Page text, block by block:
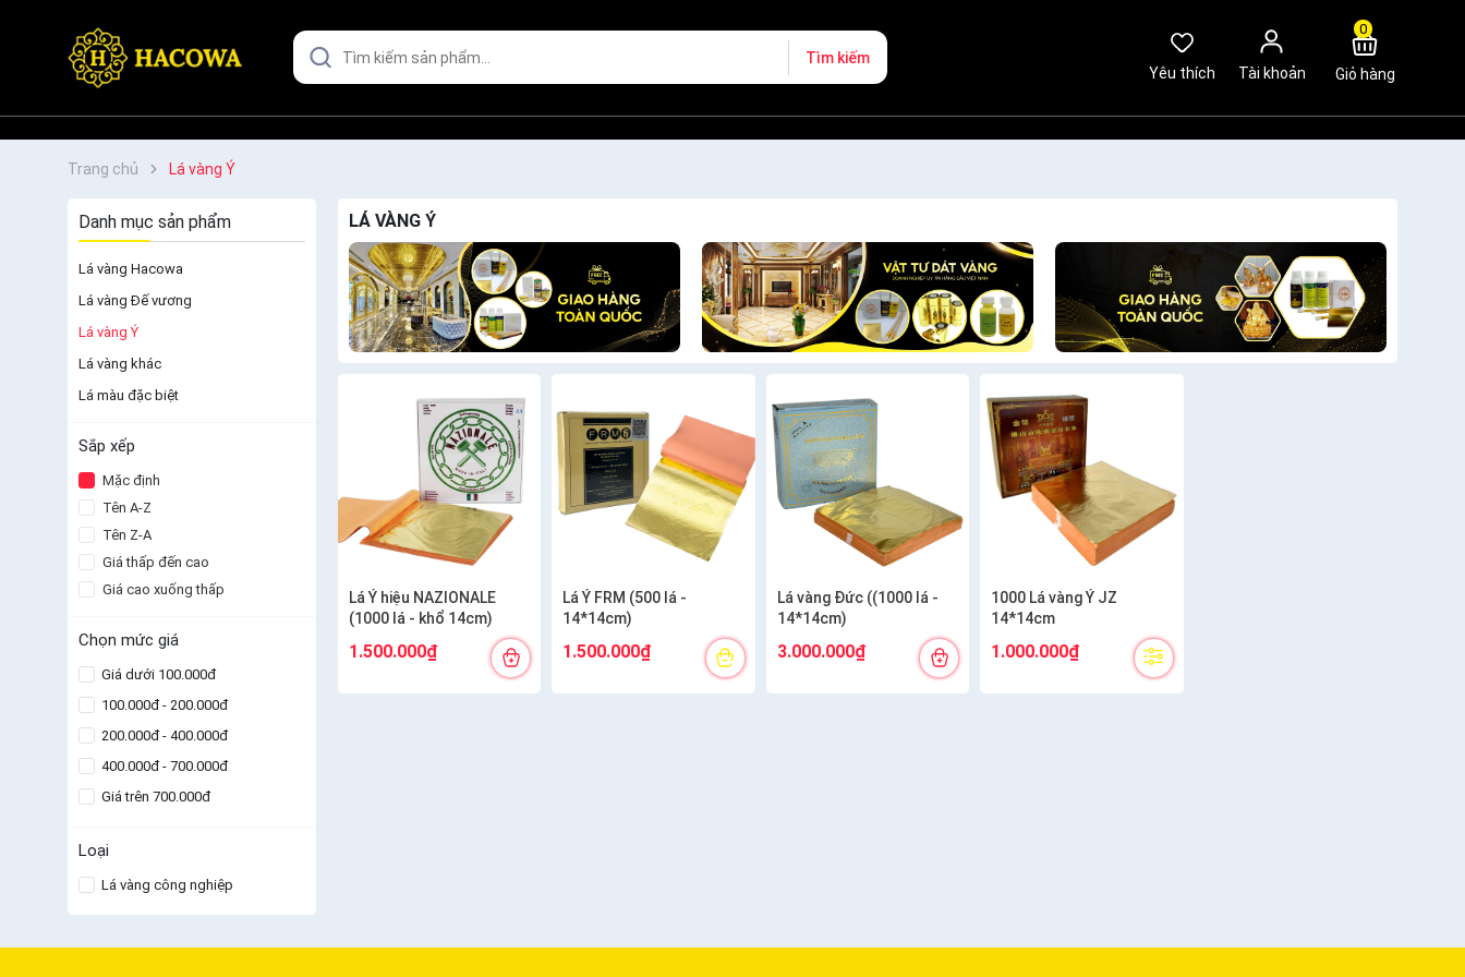
Tìm kiếm
Yêu thích
Tài khoản
0
Giỏ hàng
Trang chủ Lá vàng Ý
Danh mục sản phẩm
Lá vàng Hacowa
Lá vàng Đế vương
Lá vàng Ý
Lá vàng khác
Lá màu đặc biệt
Sắp xếp
Mặc định
Tên A-Z
Tên Z-A
Giá thấp đến cao
Giá cao xuống thấp
Chọn mức giá
Giá dưới 100.000đ
100.000đ - 200.000đ
200.000đ - 400.000đ
400.000đ - 700.000đ
Giá trên 700.000đ
Loại
Lá vàng công nghiệp
LÁ VÀNG Ý
Lá Ý hiệu NAZIONALE
(1000 lá - khổ 14cm)
1.500.000₫
Lá Ý FRM (500 lá -
14*14cm)
1.500.000₫
Lá vàng Đức ((1000 lá -
14*14cm)
3.000.000₫
1000 Lá vàng Ý JZ
14*14cm
1.000.000₫